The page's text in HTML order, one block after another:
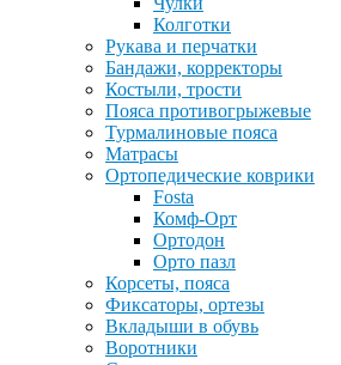
Колготки
Рукава и перчатки
Бандажи, корректоры
Костыли, трости
Пояса противогрыжевые
Турмалиновые пояса
Матрасы
Ортопедические коврики
Fosta
Комф-Орт
Ортодон
Орто пазл
Корсеты, пояса
Фиксаторы, ортезы
Вкладыши в обувь
Воротники